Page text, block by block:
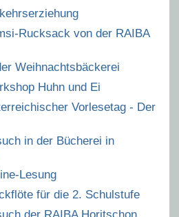
Rucksack von der RAIBA
Weihnachtsbäckerei
Huhn und Ei
Vorlesetag - Der
in der Bücherei in
Lesung
für die 2. Schulstufe